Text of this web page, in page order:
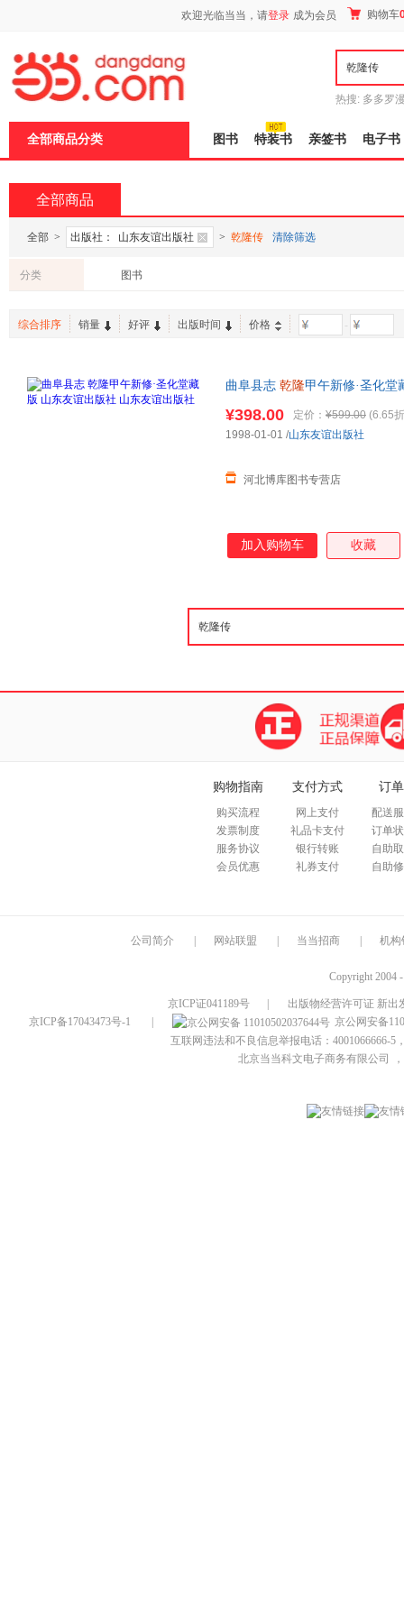
欢迎光临当当，请登录 成为会员 购物车
热搜: 多多罗
全部商品分类 图书 特装书 亲签书 电子书
全部商品
全部 > 出版社： 山东友谊出版社 > 乾隆传 清除筛选
分类 图书
综合排序 销量 好评 出版时间 价格 -
曲阜县志 乾隆甲午新修·圣化
¥398.00 定价： ¥599.00 (6.65
河北博库图书专营店
1998-01-01 /山东友谊出版社
加入购物车 收藏
页
加
购物指南
购买流程
发票制度
服务协议
会员优惠
支付方式
网上支付
礼品卡支付
银行转账
礼券支付
订
配送
订单
自助
自助
公司简介 网站联盟 当当招商 机构
Copyright 2004
京ICP证041189号
出版物经营许可证 新出
京ICP备17043473号-1
京公网安备
互联网违法和不良信息举报电话：4001066666-5
北京当当科文电子商务有限公司